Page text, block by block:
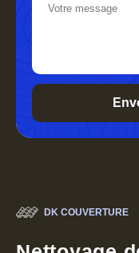
DK COUVERTURE